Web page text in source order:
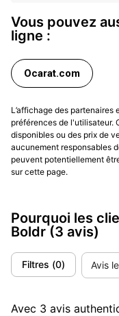
Vous pouvez
ligne :
Ocarat.com
L’affichage des
préférences de l'utilisateur.
disponibles ou des prix de
aucunement responsables
peuvent potentiellement
sur cette page.
Pourquoi les
Boldr (3 avis)
Filtres (0) Avis
Avec 3 avis